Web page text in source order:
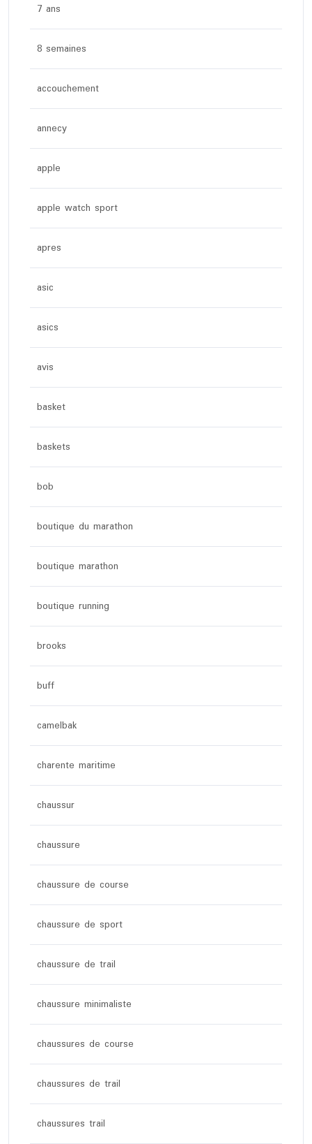
7 ans
8 semaines
accouchement
annecy
apple
apple watch sport
apres
asic
asics
avis
basket
baskets
bob
boutique du marathon
boutique marathon
boutique running
brooks
buff
camelbak
charente maritime
chaussur
chaussure
chaussure de course
chaussure de sport
chaussure de trail
chaussure minimaliste
chaussures de course
chaussures de trail
chaussures trail